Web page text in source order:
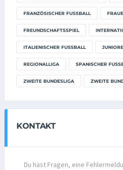
FRANZÖSISCHER FUSSBALL
FREUNDSCHAFTSSPIEL
ITALIENISCHER FUSSBALL
REGIONALLIGA SPANISCHER
ZWEITE BUNDESLIGA ZWEITE
KONTAKT
Du hast Fragen, eine